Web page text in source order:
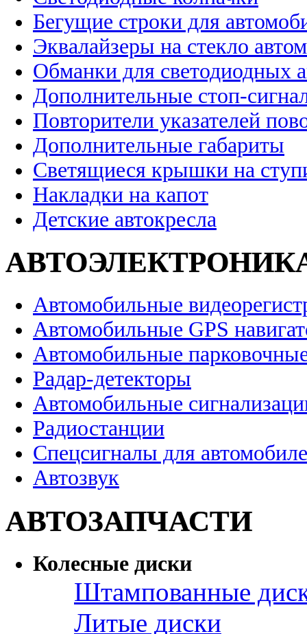
Бегущие строки для
Эквалайзеры на стекло
Обманки для светодиодных
Дополнительные стоп-
Повторители указателей
Дополнительные габариты
Светящиеся крышки на
Накладки на капот
Детские автокресла
Автомобильные
Автомобильные GPS
Автомобильные
Радар-детекторы
Автомобильные
Радиостанции
Спецсигналы для
Автозвук
АВТОЗАПЧАСТИ
Колесные диски
Штампованные
Литые диски